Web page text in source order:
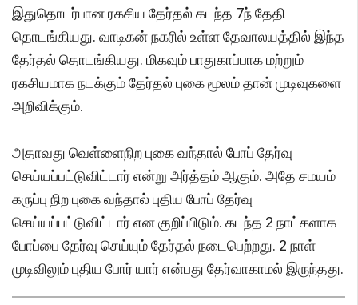
இதுதொடர்பான ரகசிய தேர்தல் கடந்த 7ந் தேதி
தொடங்கியது. வாடிகன் நகரில் உள்ள தேவாலயத்தில் இந்த
தேர்தல் தொடங்கியது. மிகவும் பாதுகாப்பாக மற்றும்
ரகசியமாக நடக்கும் தேர்தல் புகை மூலம் தான் முடிவுகளை
அறிவிக்கும்.
அதாவது வெள்ளைநிற புகை வந்தால் போப் தேர்வு
செய்யப்பட்டுவிட்டார் என்று அர்த்தம் ஆகும். அதே சமயம்
கருப்பு நிற புகை வந்தால் புதிய போப் தேர்வு
செய்யப்பட்டுவிட்டார் என குறிப்பிடும். கடந்த 2 நாட்களாக
போப்பை தேர்வு செய்யும் தேர்தல் நடைபெற்றது. 2 நாள்
முடிவிலும் புதிய போர் யார் என்பது தேர்வாகாமல் இருந்தது.